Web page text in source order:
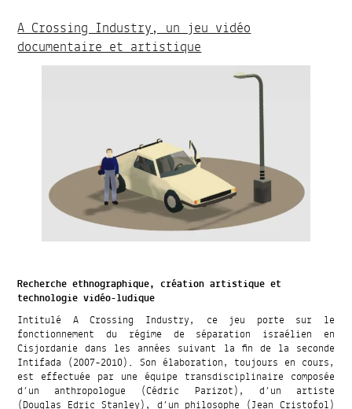
A Crossing Industry, un jeu vidéo
documentaire et artistique
Recherche ethnographique, création artistique et
technologie vidéo-ludique
Intitulé A Crossing Industry, ce jeu porte sur le
fonctionnement du régime de séparation israélien en
Cisjordanie dans les années suivant la fin de la seconde
Intifada (2007-2010). Son élaboration, toujours en cours,
est effectuée par une équipe transdisciplinaire composée
d’un anthropologue (Cédric Parizot), d’un artiste
(Douglas Edric Stanley), d’un philosophe (Jean Cristofol)